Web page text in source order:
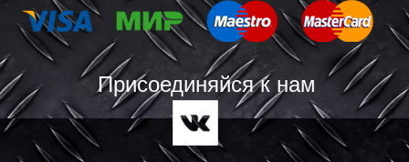
Присоединяйся к нам